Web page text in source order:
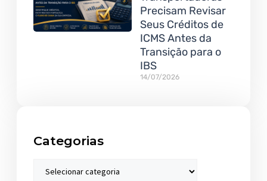
Precisam Revisar
Seus Créditos de
ICMS Antes da
Transição para o
IBS
14/07/2026
Categorias